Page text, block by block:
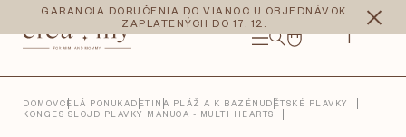
obsah
GARANCIA DORUČENIA DO VIANOC U OBJEDNÁVOK
ZAPLATENÝCH DO 17. 12.
NÁKUPNÝ
CZK EUR
DOMOVCELÁ PONUKADETI NA PLÁŽ A K BAZÉNUDĚTSKÉ PLAVKY
KONGES SLOJD PLAVKY MANUCA - MULTI HEARTS